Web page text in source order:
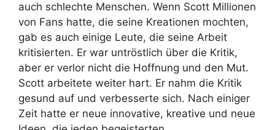
auch schlechte Menschen. Wenn Scott Millionen
von Fans hatte, die seine Kreationen mochten,
gab es auch einige Leute, die seine Arbeit
kritisierten. Er war untröstlich über die Kritik,
aber er verlor nicht die Hoffnung und den Mut.
Scott arbeitete weiter hart. Er nahm die Kritik
gesund auf und verbesserte sich. Nach einiger
Zeit hatte er neue innovative, kreative und neue